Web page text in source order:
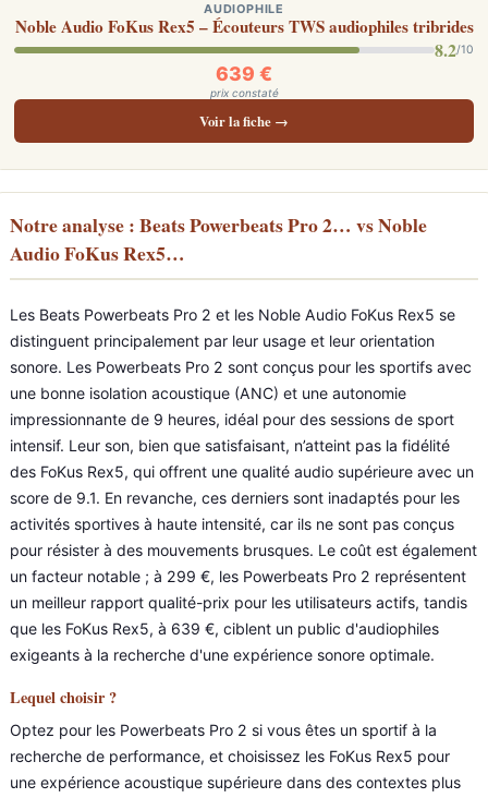
AUDIOPHILE
Noble Audio FoKus Rex5 – Écouteurs TWS audiophiles tribrides
8.2/10
639 €
prix constaté
Voir la fiche →
Notre analyse : Beats Powerbeats Pro 2… vs Noble
Audio FoKus Rex5…
Les Beats Powerbeats Pro 2 et les Noble Audio FoKus Rex5 se
distinguent principalement par leur usage et leur orientation
sonore. Les Powerbeats Pro 2 sont conçus pour les sportifs avec
une bonne isolation acoustique (ANC) et une autonomie
impressionnante de 9 heures, idéal pour des sessions de sport
intensif. Leur son, bien que satisfaisant, n’atteint pas la fidélité
des FoKus Rex5, qui offrent une qualité audio supérieure avec un
score de 9.1. En revanche, ces derniers sont inadaptés pour les
activités sportives à haute intensité, car ils ne sont pas conçus
pour résister à des mouvements brusques. Le coût est également
un facteur notable ; à 299 €, les Powerbeats Pro 2 représentent
un meilleur rapport qualité-prix pour les utilisateurs actifs, tandis
que les FoKus Rex5, à 639 €, ciblent un public d'audiophiles
exigeants à la recherche d'une expérience sonore optimale.
Lequel choisir ?
Optez pour les Powerbeats Pro 2 si vous êtes un sportif à la
recherche de performance, et choisissez les FoKus Rex5 pour
une expérience acoustique supérieure dans des contextes plus